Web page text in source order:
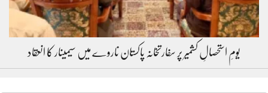
یومِ استحصالِ کشمیر پر سفارتخانہ پاکستان ناروے میں سیمینار کا انعقاد